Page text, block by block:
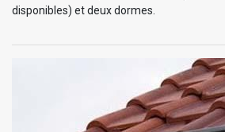
disponibles) et deux dormes.